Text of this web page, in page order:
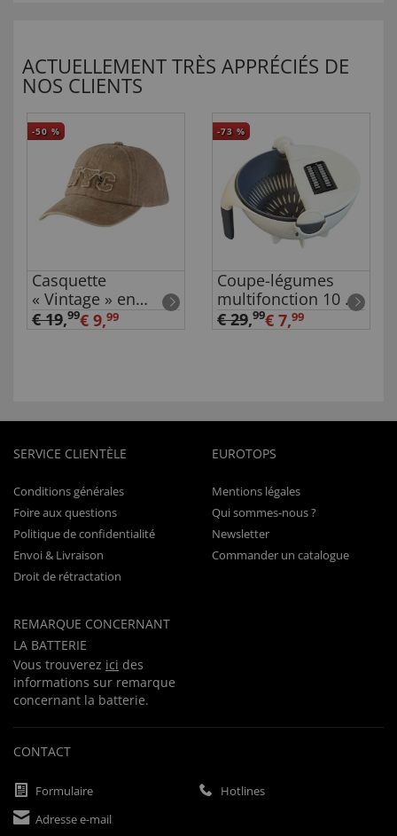
ACTUELLEMENT TRÈS APPRÉCIÉS DE
NOS CLIENTS
-50 %
Casquette
« Vintage » en
coton
€ 19,99€ 9,99
-73 %
Coupe-légumes
multifonction 10 en
1
€ 29,99€ 7,99
SERVICE CLIENTÈLE
Conditions générales
Foire aux questions
Politique de confidentialité
Envoi & Livraison
Droit de rétractation
REMARQUE CONCERNANT
LA BATTERIE
Vous trouverez ici des
informations sur remarque
concernant la batterie.
EUROTOPS
Mentions légales
Qui sommes-nous ?
Newsletter
Commander un catalogue
CONTACT
Formulaire
Hotlines
Adresse e-mail